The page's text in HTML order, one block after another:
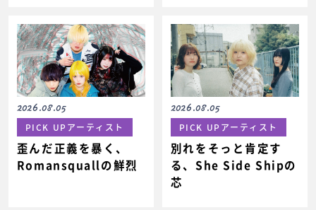
2026.08.05
PICK UPアーティスト
歪んだ正義を暴く、
Romansquallの鮮烈
2026.08.05
PICK UPアーティスト
別れをそっと肯定す
る、She Side Shipの
芯